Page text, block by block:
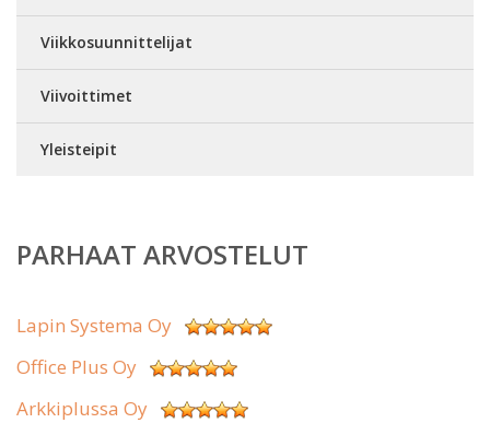
Viikkosuunnittelijat
Viivoittimet
Yleisteipit
PARHAAT ARVOSTELUT
Lapin Systema Oy
Office Plus Oy
Arkkiplussa Oy